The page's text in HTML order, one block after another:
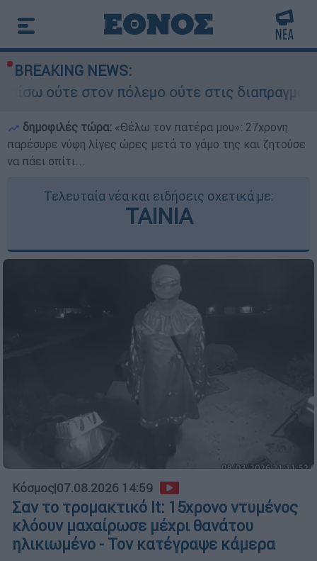
BREAKING NEWS:
πόλεμο ούτε στις διαπραγματεύσεις» - Οι
δημοφιλές τώρα: «Θέλω τον πατέρα μου»: 27χρονη
παρέσυρε νύφη λίγες ώρες μετά το γάμο της και ζητούσε
να πάει σπίτι...
Τελευταία νέα και ειδήσεις σχετικά με:
ΤΑΙΝΙΑ
Κόσμος|07.08.2026 14:59
Σαν το τρομακτικό It: 15χρονο ντυμένος
κλόουν μαχαίρωσε μέχρι θανάτου
ηλικιωμένο - Τον κατέγραψε κάμερα